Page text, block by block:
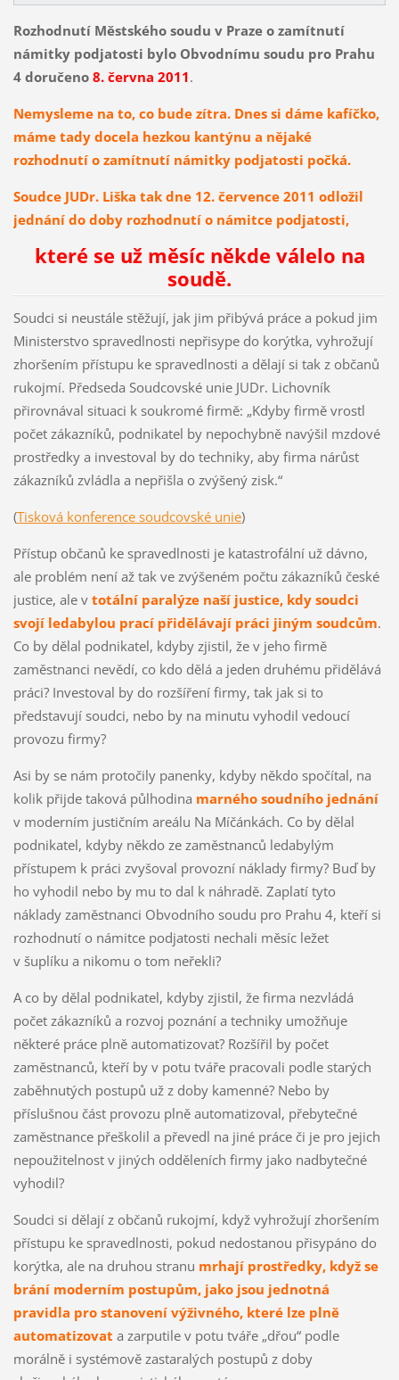
Rozhodnutí Městského soudu v Praze o zamítnutí
námitky podjatosti bylo Obvodnímu soudu pro Prahu
4 doručeno 8. června 2011.
Nemysleme na to, co bude zítra. Dnes si dáme kafíčko,
máme tady docela hezkou kantýnu a nějaké
rozhodnutí o zamítnutí námitky podjatosti počká.
Soudce JUDr. Liška tak dne 12. července 2011 odložil
jednání do doby rozhodnutí o námitce podjatosti,
které se už měsíc někde válelo na
soudě.
Soudci si neustále stěžují, jak jim přibývá práce a pokud jim
Ministerstvo spravedlnosti nepřisype do korýtka, vyhrožují
zhoršením přístupu ke spravedlnosti a dělají si tak z občanů
rukojmí. Předseda Soudcovské unie JUDr. Lichovník
přirovnával situaci k soukromé firmě: „Kdyby firmě vrostl
počet zákazníků, podnikatel by nepochybně navýšil mzdové
prostředky a investoval by do techniky, aby firma nárůst
zákazníků zvládla a nepřišla o zvýšený zisk.“
(Tisková konference soudcovské unie)
Přístup občanů ke spravedlnosti je katastrofální už dávno,
ale problém není až tak ve zvýšeném počtu zákazníků české
justice, ale vtotální paralýze naší justice, kdy soudci
svojí ledabylou prací přidělávají práci jiným soudcům.
Co by dělal podnikatel, kdyby zjistil, že v jeho firmě
zaměstnanci nevědí, co kdo dělá a jeden druhému přidělává
práci? Investoval by do rozšíření firmy, tak jak si to
představují soudci, nebo by na minutu vyhodil vedoucí
provozu firmy?
Asi by se nám protočily panenky, kdyby někdo spočítal, na
kolik přijde taková půlhodina marného soudního jednání
v moderním justičním areálu Na Míčánkách. Co by dělal
podnikatel, kdyby někdo ze zaměstnanců ledabylým
přístupem k práci zvyšoval provozní náklady firmy? Buď by
ho vyhodil nebo by mu to dal k náhradě. Zaplatí tyto
náklady zaměstnanci Obvodního soudu pro Prahu 4, kteří si
rozhodnutí o námitce podjatosti nechali měsíc ležet
v šuplíku a nikomu o tom neřekli?
A co by dělal podnikatel, kdyby zjistil, že firma nezvládá
počet zákazníků a rozvoj poznání a techniky umožňuje
některé práce plně automatizovat? Rozšířil by počet
zaměstnanců, kteří by v potu tváře pracovali podle starých
zaběhnutých postupů už z doby kamenné? Nebo by
příslušnou část provozu plně automatizoval, přebytečné
zaměstnance přeškolil a převedl na jiné práce či je pro jejich
nepoužitelnost v jiných odděleních firmy jako nadbytečné
vyhodil?
Soudci si dělají z občanů rukojmí, když vyhrožují zhoršením
přístupu ke spravedlnosti, pokud nedostanou přisypáno do
korýtka, ale na druhou stranu mrhají prostředky, když se
brání moderním postupům, jako jsou jednotná
pravidla pro stanovení výživného, které lze plně
automatizovat a zarputile v potu tváře „dřou“ podle
morálně i systémově zastaralých postupů z doby